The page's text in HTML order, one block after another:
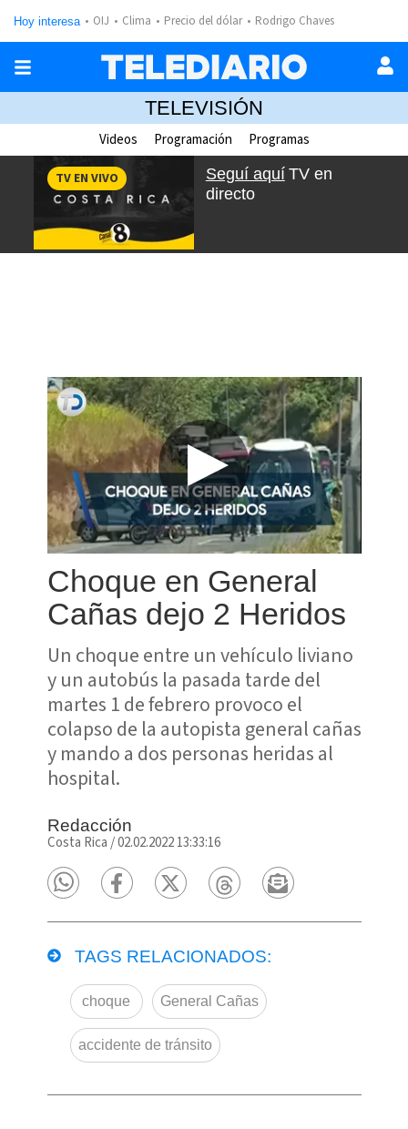
Hoy interesa OIJ Clima Precio del dólar Rodrigo Chaves
TELEVISIÓN
Videos Programación Programas
Seguí aquí TV en
directo
TV EN VIVO
Choque en General
Cañas dejo 2 Heridos
Un choque entre un vehículo liviano
y un autobús la pasada tarde del
martes 1 de febrero provoco el
colapso de la autopista general cañas
y mando a dos personas heridas al
hospital.
Redacción
Costa Rica/02.02.2022 13:33:16
TAGS RELACIONADOS:
choque General Cañas
accidente de tránsito